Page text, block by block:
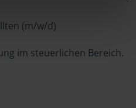
(m/w/d)
im steuerlichen Bereich.